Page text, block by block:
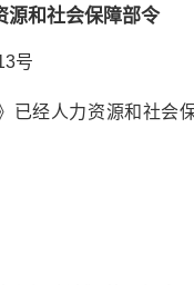
源和社会保障部令
号
已经人力资源和社会